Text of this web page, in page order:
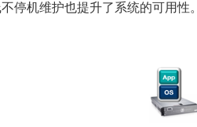
停机维护也提升了系统的可用性。